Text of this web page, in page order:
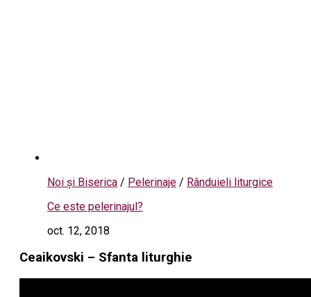
Noi și Biserica / Pelerinaje / Rânduieli liturgice
Ce este pelerinajul?
oct. 12, 2018
Ceaikovski – Sfanta liturghie